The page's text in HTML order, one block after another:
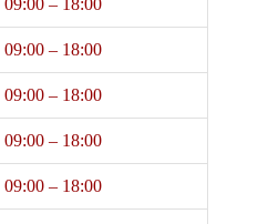
09:00 – 18:00
09:00 – 18:00
09:00 – 18:00
09:00 – 18:00
09:00 – 18:00